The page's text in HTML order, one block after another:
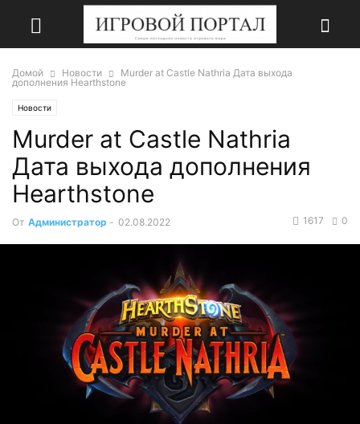
Домой Новости
Murder at Castle Nathria Дата выхода
дополнения Hearthstone
Новости
Murder at Castle Nathria
Дата выхода дополнения
Hearthstone
От Администратор - 02.08.2022 0
1617